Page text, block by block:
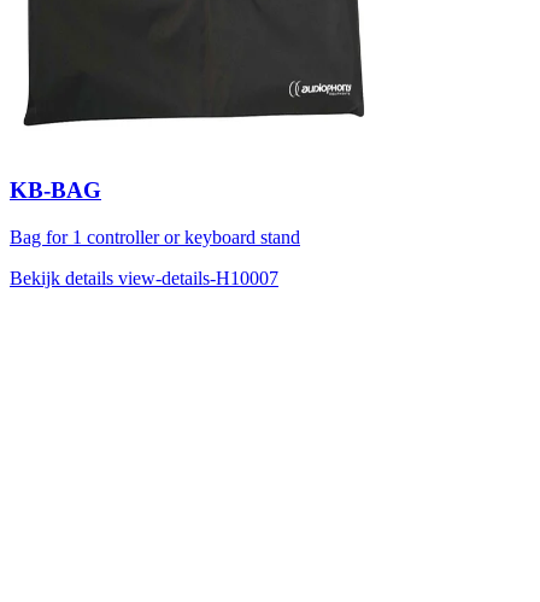
KB-BAG
Bag for 1 controller or keyboard stand
Bekijk details view-details-H10007